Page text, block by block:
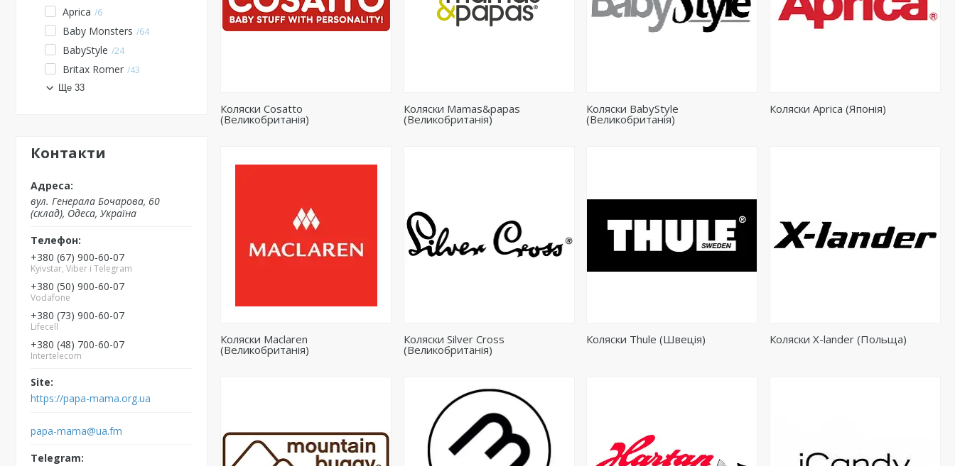
Aprica 6
Baby Monsters 64
BabyStyle 24
Britax Romer 43
Ще 33
Контакти
вул. Генерала Бочарова, 60
(склад), Одеса, Україна
+380 (67) 900-60-07
Kyivstar, Viber i Telegram
+380 (50) 900-60-07
Vodafone
+380 (73) 900-60-07
Lifecell
+380 (48) 700-60-07
Intertelecom
https://papa-mama.org.ua
papa-mama@ua.fm
Коляски Cosatto
(Великобританія)
Коляски Mamas&papas
(Великобританія)
Коляски BabyStyle
(Великобританія)
Коляски Aprica (Японія)
Коляски Maclaren
(Великобританія)
Коляски Silver Cross
(Великобританія)
Коляски Thule (Швеція) Коляски X-lander (Польща)